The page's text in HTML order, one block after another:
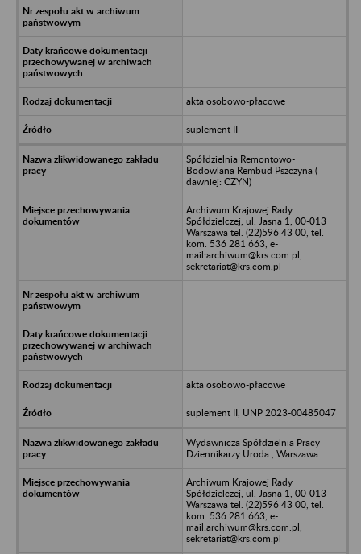
akta osobowo-płacowe
suplement II
Spółdzielnia Remontowo-
Bodowlana Rembud Pszczyna (
dawniej: CZYN)
Archiwum Krajowej Rady
Spółdzielczej, ul. Jasna 1, 00-013
Warszawa tel. (22)596 43 00, tel.
kom. 536 281 663, e-
mail:archiwum@krs.com.pl,
sekretariat@krs.com.pl
akta osobowo-płacowe
suplement II, UNP 2023-00485047
Wydawnicza Spółdzielnia Pracy
Dziennikarzy Uroda , Warszawa
Archiwum Krajowej Rady
Spółdzielczej, ul. Jasna 1, 00-013
Warszawa tel. (22)596 43 00, tel.
kom. 536 281 663, e-
mail:archiwum@krs.com.pl,
sekretariat@krs.com.pl